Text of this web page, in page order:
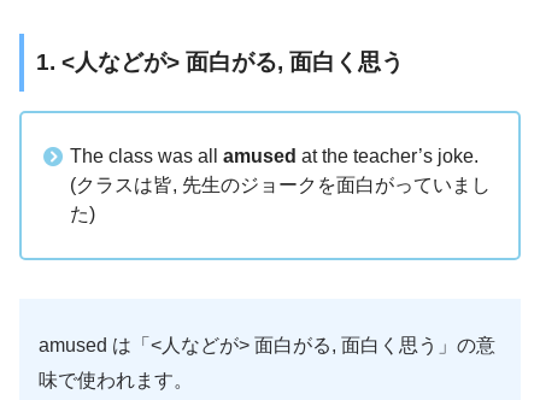
1. <人などが> 面白がる, 面白く思う
The class was all amused at the teacher’s joke.
(クラスは皆, 先生のジョークを面白がっていまし
た)
amused は「<人などが> 面白がる, 面白く思う」の意
味で使われます。